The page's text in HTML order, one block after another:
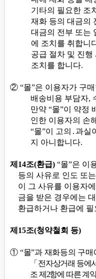
기타의 필요한 조
재화 등의 대금의
대금의 전부 또는
에 조치를 취합니
공급 절차 및 진
조치를 합니다.
② “몰”은 이용자가 구
배송비용 부담자,
만약“몰”이 약정
인한 이용자의 손
“몰”이 고의 ․과실
지 아니합니다.
제 14조(환급) “몰”은 이
등의 사유로 인도 또
이 그 사유를 이용자
금을 받은 경우에는
환급하거나 환급에
제 15조(청약철회 등)
① “몰”과 재화등의 구매
「 전자상거래 등에
조 제 2항에 따른 계